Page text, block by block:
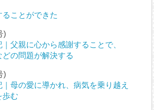
ことができた
)
父親に心から感謝することで、
どの問題が解決する
)
｜母の愛に導かれ、病気を乗り越え
歩む